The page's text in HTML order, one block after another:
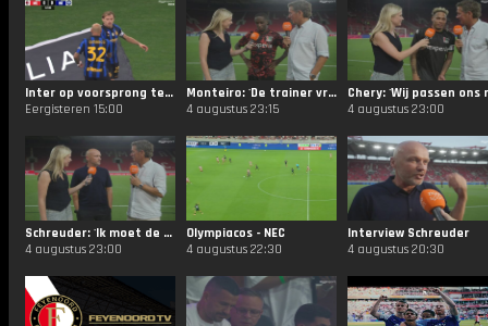
Inter op voorsprong tegen AC Milan!
Eergisteren 15:00
Monteiro: 'De trainer vroeg of ik ready was en ik zei dat ik dat zeker was'
4 augustus 23:15
4 augustus 23:00
Schreuder: 'Ik moet de hele ploeg een compliment geven'
4 augustus 23:00
Olympiacos - NEC
4 augustus 22:30
Interview Schreuder
4 augustus 20:30